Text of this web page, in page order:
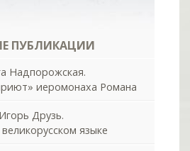
ПУБЛИКАЦИИ
Надпорожская.
иеромонаха Романа
Игорь Друзь.
языке